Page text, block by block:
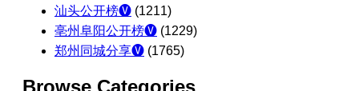
汕头公开榜🅥 (1211)
亳州阜阳公开榜🅥 (1229)
郑州同城分享🅥 (1765)
Browse Categories